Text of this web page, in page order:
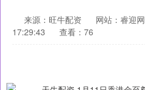
来源：旺牛配资 网站：睿迎网
17:29:43
查看：76